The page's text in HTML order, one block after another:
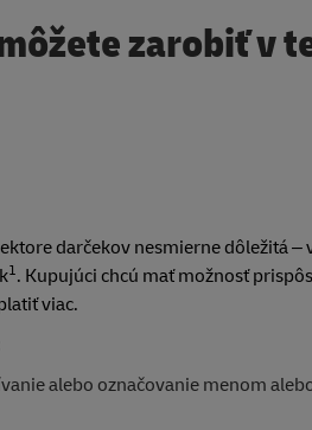
zarobiť v
darčekov nesmierne dôležitá –
1. Kupujúci chcú mať možnosť
viac.
alebo označovanie menom